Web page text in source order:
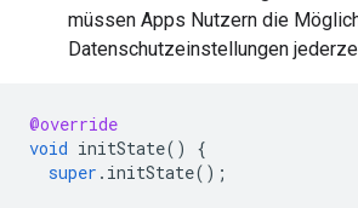
müssen Apps Nutzern die
Datenschutzeinstellungen
@override
void initState()
{
super . initState();